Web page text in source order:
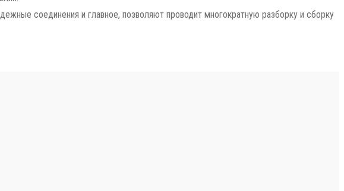
соединения и главное, позволяют проводит многократную разборку и сборку